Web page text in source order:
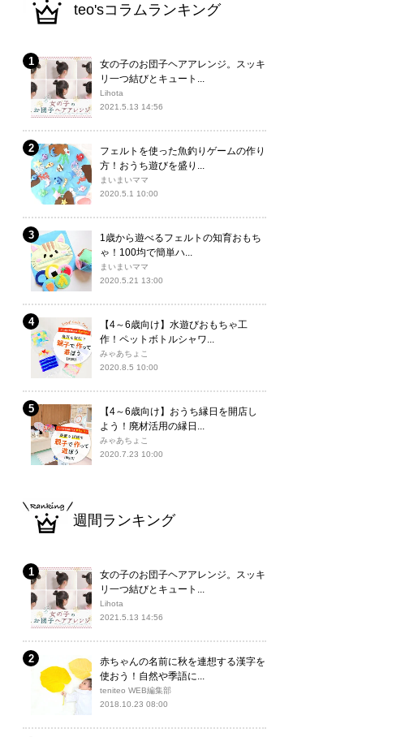
teo'sコラムランキング
女の子のお団子ヘアアレンジ。スッキ
リ一つ結びとキュート...
Lihota
2021.5.13 14:56
フェルトを使った魚釣りゲームの作り
方！おうち遊びを盛り...
まいまいママ
2020.5.1 10:00
1歳から遊べるフェルトの知育おもち
ゃ！100均で簡単ハ...
まいまいママ
2020.5.21 13:00
【4～6歳向け】水遊びおもちゃ工
作！ペットボトルシャワ...
みゃあちょこ
2020.8.5 10:00
【4～6歳向け】おうち縁日を開店し
よう！廃材活用の縁日...
みゃあちょこ
2020.7.23 10:00
週間ランキング
女の子のお団子ヘアアレンジ。スッキ
リ一つ結びとキュート...
Lihota
2021.5.13 14:56
赤ちゃんの名前に秋を連想する漢字を
使おう！自然や季語に...
teniteo WEB編集部
2018.10.23 08:00